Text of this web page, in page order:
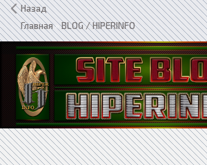
Назад
Главная»BLOG / HIPERINFO